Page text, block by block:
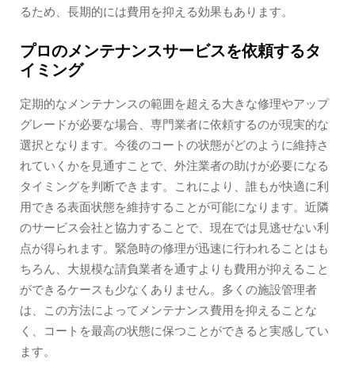
るため、長期的には費用を抑える効果もあります。
プロのメンテナンスサービスを依頼するタ
イミング
定期的なメンテナンスの範囲を超える大きな修理やアップ
グレードが必要な場合、専門業者に依頼するのが現実的な
選択となります。今後のコートの状態がどのように維持さ
れていくかを見通すことで、外注業者の助けが必要になる
タイミングを判断できます。これにより、誰もが快適に利
用できる表面状態を維持することが可能になります。近隣
のサービス会社と協力することで、現在では見逃せない利
点が得られます。緊急時の修理が迅速に行われることはも
ちろん、大規模な請負業者を通すよりも費用が抑えること
ができるケースも少なくありません。多くの施設管理者
は、この方法によってメンテナンス費用を抑えることな
く、コートを最高の状態に保つことができると実感してい
ます。